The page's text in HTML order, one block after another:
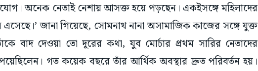
অনেক নেতাই নেশায় আসক্ত হয়ে পড়ছেন। একইসঙ্গে মহিলাদের
জানা গিয়েছে, সোমনাথ নানা অসামাজিক কাজের সঙ্গে যুক্ত
বাদ দেওয়া তো দূরের কথা, যুব মোর্চার প্রথম সারির নেতাদের
গত কয়েক বছরে তাঁর আর্থিক অবস্থার দ্রুত পরিবর্তন হয়।